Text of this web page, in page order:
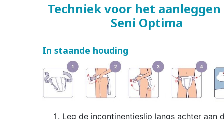
Techniek voor het aanleggen
Seni Optima
In staande houding
Leg de incontinentieslip langs achter aan